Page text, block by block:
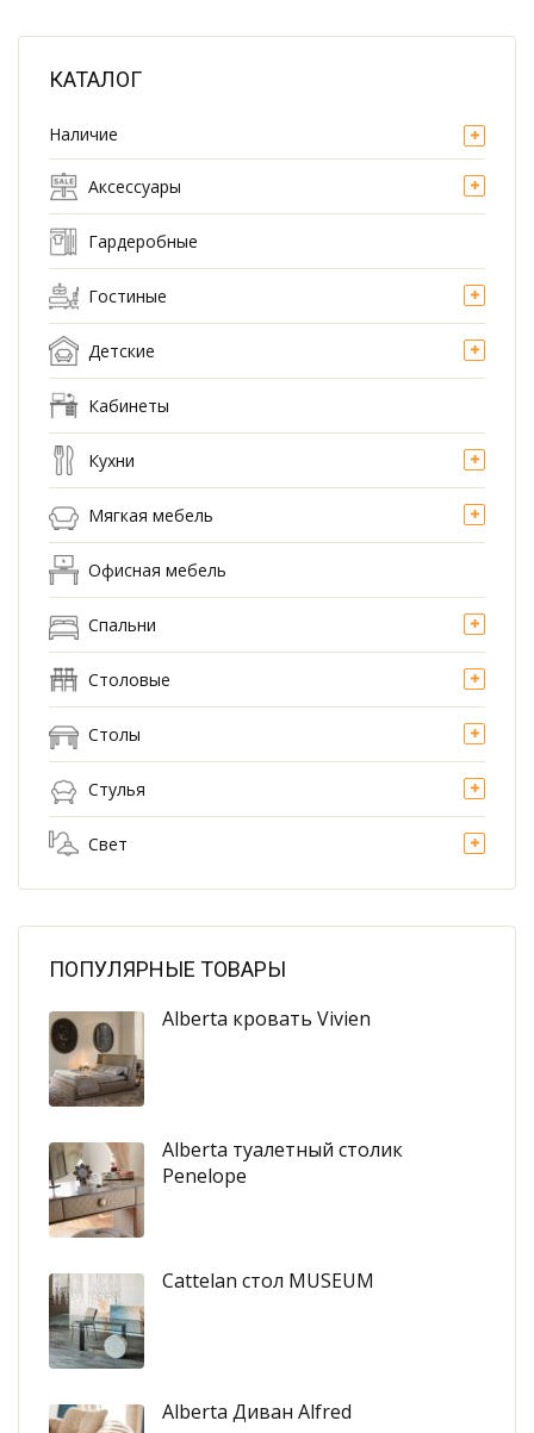
КАТАЛОГ
Наличие
Аксессуары
Гардеробные
Гостиные
Детские
Кабинеты
Кухни
Мягкая мебель
Офисная мебель
Спальни
Столовые
Столы
Стулья
Свет
ПОПУЛЯРНЫЕ ТОВАРЫ
Alberta кровать Vivien
Alberta туалетный столик
Penelope
Cattelan стол MUSEUM
Alberta Диван Alfred